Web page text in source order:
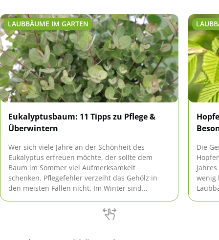
LAUBBÄUME IM GARTEN
Eukalyptusbaum: 11 Tipps zu Pflege &
Überwintern
Wer sich viele Jahre an der Schönheit des
Eukalyptus erfreuen möchte, der sollte dem
Baum im Sommer viel Aufmerksamkeit
schenken. Pflegefehler verzeiht das Gehölz in
den meisten Fällen nicht. Im Winter sind
Die
wenig